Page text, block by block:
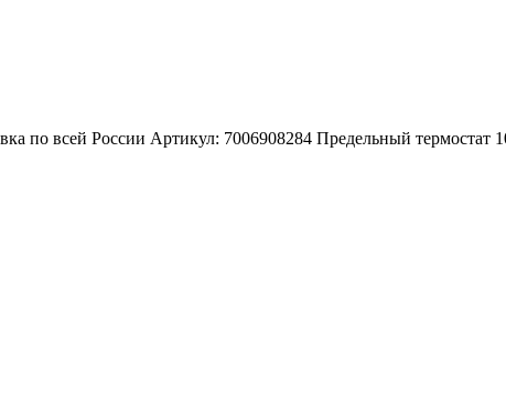
по всей России Артикул: 7006908284 Предельный термостат